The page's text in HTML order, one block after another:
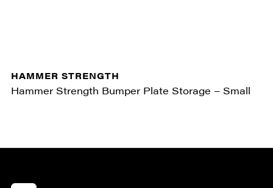
HAMMER STRENGTH
Hammer Strength Bumper Plate Storage – Small